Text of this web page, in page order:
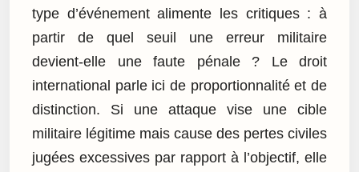
type d’événement alimente les critiques : à
partir de quel seuil une erreur militaire
devient-elle une faute pénale ? Le droit
international parle ici de proportionnalité et de
distinction. Si une attaque vise une cible
militaire légitime mais cause des pertes civiles
jugées excessives par rapport à l’objectif, elle